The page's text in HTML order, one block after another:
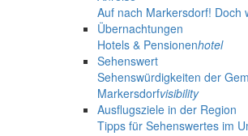
Auf nach Markersdorf! Doch
Übernachtungen
Hotels & Pensionenhotel
Sehenswert
Sehenswürdigkeiten der
Markersdorfvisibility
Ausflugsziele in der Region
Tipps für Sehenswertes im